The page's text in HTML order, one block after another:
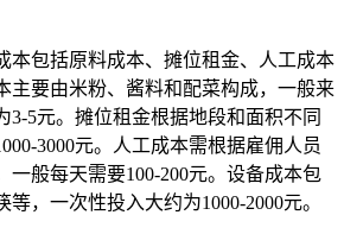
本包括原料成本、摊位租金、人工成本
主要由米粉、酱料和配菜构成，一般来
3-5元。摊位租金根据地段和面积不同
3000元。人工成本需根据雇佣人员
一般每天需要100-200元。设备成本包
，一次性投入大约为1000-2000元。